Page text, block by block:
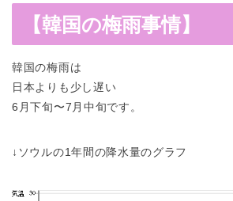
【韓国の梅雨事情】
韓国の梅雨は
日本よりも少し遅い
6月下旬〜7月中旬です。
↓ソウルの1年間の降水量のグラフ